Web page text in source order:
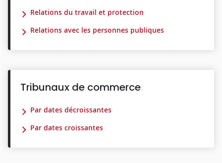
Relations du travail et protection
Relations avec les personnes publiques
Tribunaux de commerce
Par dates décroissantes
Par dates croissantes